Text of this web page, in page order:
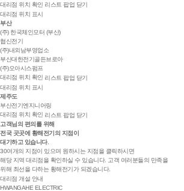
대리점 위치 확인 리스트 팝업 닫기
대리점 위치 표시
부산
(주) 한국체인모터 (부산)
협신전기
(주)내외남부영업소
부산대한전기골든브로아
(주)오아시스펌프
대리점 위치 확인 리스트 팝업 닫기
대리점 위치 표시
제주도
부산전기엔지니어링
대리점 위치 확인 리스트 팝업 닫기
고객님의 편의를 위해
전국 곳곳에 황해전기의 지점이
대기하고 있습니다.
30여개의 지점이 있으며 원하시는 지점을 클릭하시면
해당 지역 대리점을 확인하실 수 있습니다. 고객 여러분들의 만족을
위해 최선을 다하는 황해전기가 되겠습니다.
대리점 개설 안내
HWANGAHE ELECTRIC